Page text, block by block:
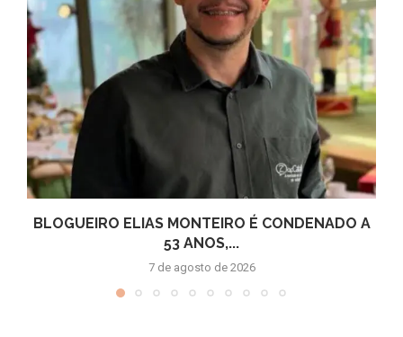
BLOGUEIRO ELIAS MONTEIRO É CONDENADO A
53 ANOS,...
7 de agosto de 2026